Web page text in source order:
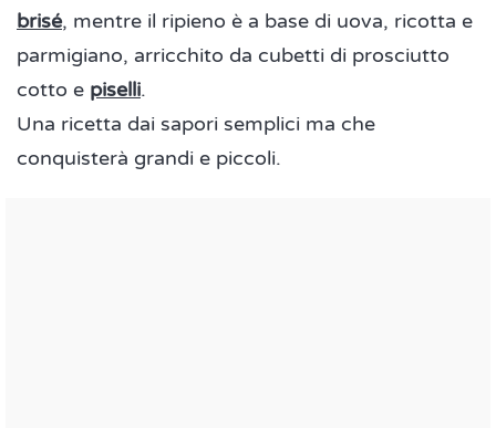
brisé, mentre il ripieno è a base di uova, ricotta e
parmigiano, arricchito da cubetti di prosciutto
cotto e piselli.
Una ricetta dai sapori semplici ma che
conquisterà grandi e piccoli.